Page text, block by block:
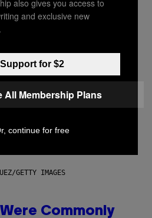
Top Stories
GETTY IMAGES
Commonly
also gives you access to
and exclusive new
Support for $2
All Membership Plans
continue for free